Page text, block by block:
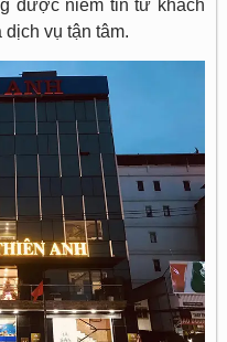
được niềm tin từ khách
vụ tận tâm.